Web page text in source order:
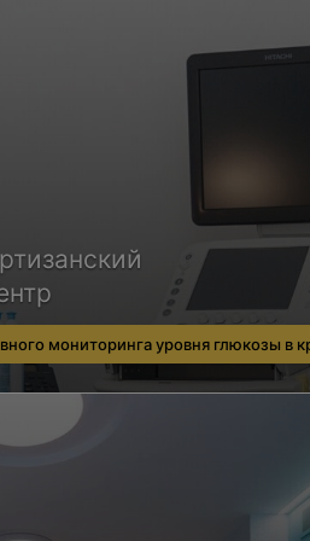
мониторинга уровня глюкозы в